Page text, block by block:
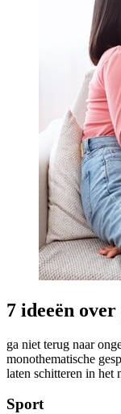
7 ideeën
ga niet terug naar
monothematische
laten schitteren in het
Sport